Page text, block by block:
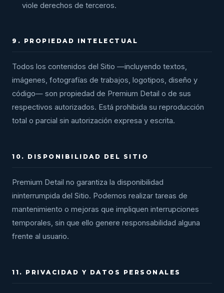
viole derechos de terceros.
9. PROPIEDAD INTELECTUAL
Todos los contenidos del Sitio —incluyendo textos,
imágenes, fotografías de trabajos, logotipos, diseño y
código— son propiedad de Premium Detail o de sus
respectivos autorizados. Está prohibida su reproducción
total o parcial sin autorización expresa y escrita.
10. DISPONIBILIDAD DEL SITIO
Premium Detail no garantiza la disponibilidad
ininterrumpida del Sitio. Podemos realizar tareas de
mantenimiento o mejoras que impliquen interrupciones
temporales, sin que ello genere responsabilidad alguna
frente al usuario.
11. PRIVACIDAD Y DATOS PERSONALES